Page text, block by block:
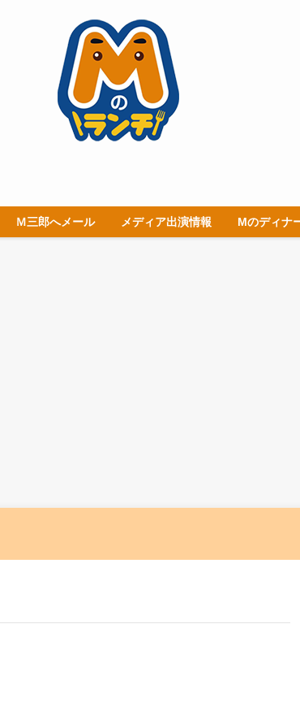
Ｍ三郎へメール メディア出演情報 Mのディナ